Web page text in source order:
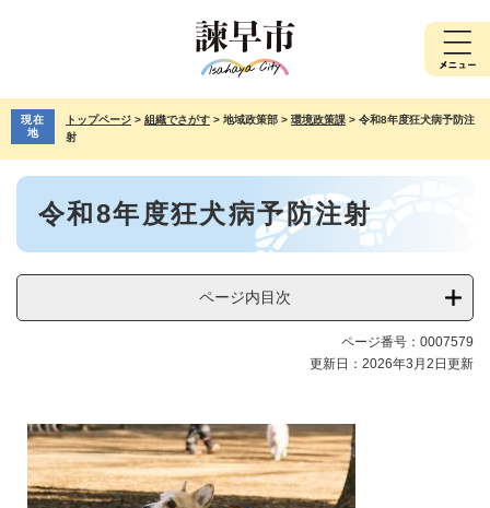
先
で
を
ば
現在
地
トップページ > 組織でさがす > 地域政策部 > 環境政策課 > 令和8年度狂犬病予防注
射
本
令和8年度狂犬病予防注射
ページ内目次
ページ番号：0007579
更新日：2026年3月2日更新